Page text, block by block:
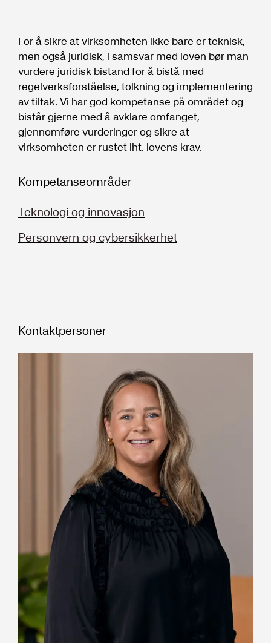
For å sikre at virksomheten ikke bare er teknisk,
men også juridisk, i samsvar med loven bør man
vurdere juridisk bistand for å bistå med
regelverksforståelse, tolkning og implementering
av tiltak. Vi har god kompetanse på området og
bistår gjerne med å avklare omfanget,
gjennomføre vurderinger og sikre at
virksomheten er rustet iht. lovens krav.
Kompetanseområder
Teknologi og innovasjon
Personvern og cybersikkerhet
Kontaktpersoner